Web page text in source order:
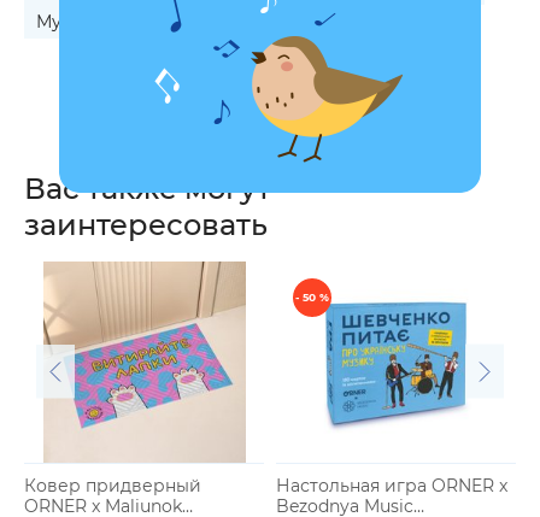
Мужчине на Рождество
Вас также могут
заинтересовать
Ковер придверный
ORNER x Maliunok
- 50 %
Настольная игра ORNER x
Bezodnya Music